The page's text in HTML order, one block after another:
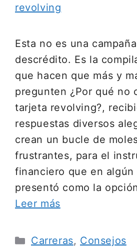
Esta no es una
descrédito. Es la
que hacen que más y
pregunten ¿Por qué no
tarjeta revolving?,
respuestas diversos
crean un bucle de
frustrantes, para el
financiero que en algún
presentó como la
Leer más
Categorías
Carreras, Consejos